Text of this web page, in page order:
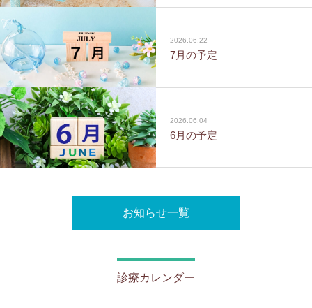
2026.06.22
7月の予定
2026.06.04
6月の予定
お知らせ一覧
診療カレンダー